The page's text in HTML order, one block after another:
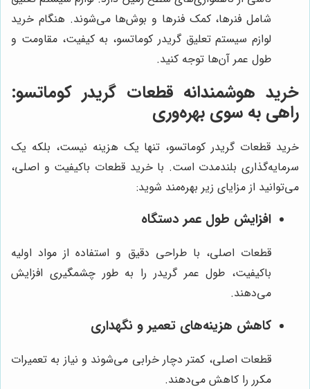
شامل فنرها، کمک فنرها و بوش‌ها می‌شوند. هنگام خرید
لوازم سیستم تعلیق گریدر کوماتسو، به کیفیت، مقاومت و
طول عمر آن‌ها توجه کنید.
خرید هوشمندانه قطعات گریدر کوماتسو:
راهی به سوی بهره‌وری
خرید قطعات گریدر کوماتسو، تنها یک هزینه نیست، بلکه یک
سرمایه‌گذاری بلندمدت است. با خرید قطعات باکیفیت و اصلی،
می‌توانید از مزایای زیر بهره‌مند شوید:
افزایش طول عمر دستگاه
قطعات اصلی، با طراحی دقیق و استفاده از مواد اولیه
باکیفیت، طول عمر گریدر را به طور چشمگیری افزایش
می‌دهند.
کاهش هزینه‌های تعمیر و نگهداری
قطعات اصلی، کمتر دچار خرابی می‌شوند و نیاز به تعمیرات
مکرر را کاهش می‌دهند.